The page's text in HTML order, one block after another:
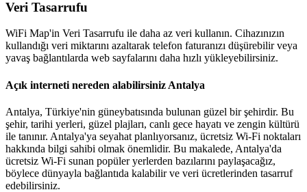
Veri Tasarrufu
WiFi Map'in Veri Tasarrufu ile daha az veri kullanın. Cihazınızın
kullandığı veri miktarını azaltarak telefon faturanızı düşürebilir veya
yavaş bağlantılarda web sayfalarını daha hızlı yükleyebilirsiniz.
Açık interneti nereden alabilirsiniz Antalya
Antalya, Türkiye'nin güneybatısında bulunan güzel bir şehirdir. Bu
şehir, tarihi yerleri, güzel plajları, canlı gece hayatı ve zengin kültürü
ile tanınır. Antalya'ya seyahat planlıyorsanız, ücretsiz Wi-Fi noktaları
hakkında bilgi sahibi olmak önemlidir. Bu makalede, Antalya'da
ücretsiz Wi-Fi sunan popüler yerlerden bazılarını paylaşacağız,
böylece dünyayla bağlantıda kalabilir ve veri ücretlerinden tasarruf
edebilirsiniz.